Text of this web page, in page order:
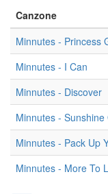
Canzone
Minnutes - Princess
Minnutes - I Can
Minnutes - Discover
Minnutes -
Minnutes - Pack Up
Minnutes - More To